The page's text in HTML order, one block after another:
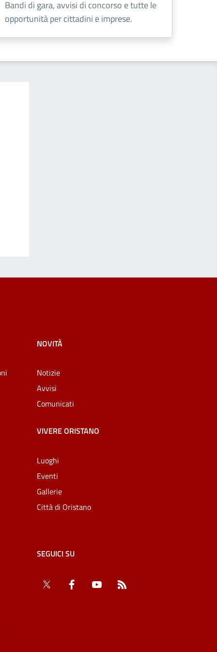
Bandi di gara, avvisi di concorso e tutte le
opportunità per cittadini e imprese.
NOVITÀ
Notizie
Avvisi
Comunicati
VIVERE ORISTANO
Luoghi
Eventi
Gallerie
Città di Oristano
SEGUICI SU
Twitter Facebook YouTube